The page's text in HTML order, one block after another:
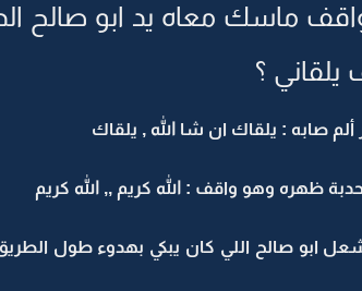
ماسك معاه يد ابو صالح
؟
صابه : يلقاك ان شا الله , يلقاك
ظهره وهو واقف : الله كريم ,, الله كريم
ابو صالح اللي كان يبكي بهدوء طول